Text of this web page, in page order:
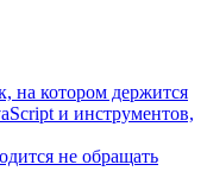
на котором держится
и инструментов,
не обращать